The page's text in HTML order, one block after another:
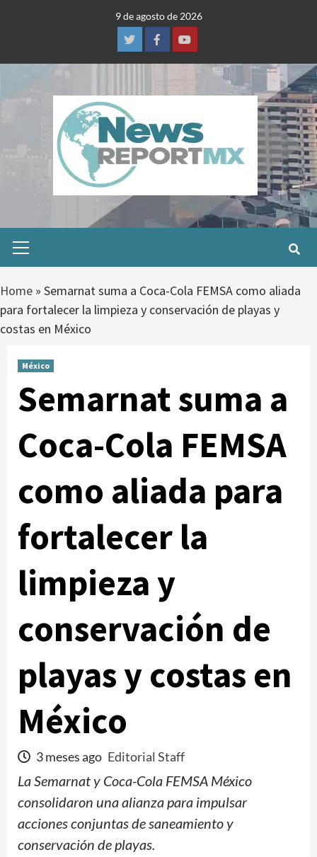
9 de agosto de 2026
TwitterFacebookYoutube
Menu
Home » Semarnat suma a Coca-Cola FEMSA como aliada
para fortalecer la limpieza y conservación de playas y
costas en México
México
Semarnat suma a
Coca-Cola FEMSA
como aliada para
fortalecer la
limpieza y
conservación de
playas y costas en
México
3 meses ago Editorial Staff
La Semarnat y Coca-Cola FEMSA México
consolidaron una alianza para impulsar
acciones conjuntas de saneamiento y
conservación de playas.